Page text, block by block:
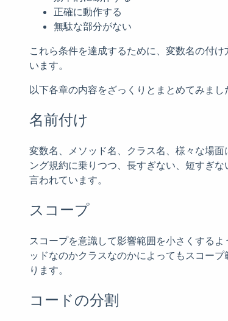
正確に動作する
無駄な部分がない
これら条件を達成するために、変数名の付
います。
以下各章の内容をざっくりとまとめてみまし
名前付け
変数名、メソッド名、クラス名、様々な場
ング規約に乗りつつ、長すぎない、短すぎ
言われています。
スコープ
スコープを意識して影響範囲を小さくする
ッドなのかクラスなのかによってもスコー
ります。
コードの分割